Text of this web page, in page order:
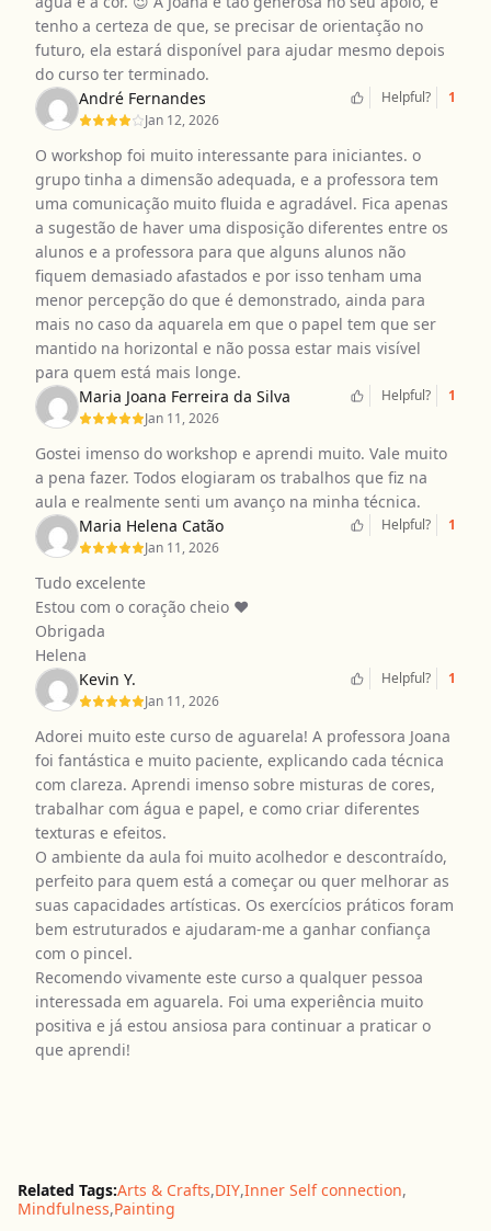
tenho a certeza de que, se precisar de orientação no
futuro, ela estará disponível para ajudar mesmo depois
do curso ter terminado.
André Fernandes
Jan 12, 2026
Helpful? 1
O workshop foi muito interessante para iniciantes. o
grupo tinha a dimensão adequada, e a professora tem
uma comunicação muito fluida e agradável. Fica apenas
a sugestão de haver uma disposição diferentes entre os
alunos e a professora para que alguns alunos não
fiquem demasiado afastados e por isso tenham uma
menor percepção do que é demonstrado, ainda para
mais no caso da aquarela em que o papel tem que ser
mantido na horizontal e não possa estar mais visível
para quem está mais longe.
Maria Joana Ferreira da Silva
Jan 11, 2026
Helpful? 1
Gostei imenso do workshop e aprendi muito. Vale muito
a pena fazer. Todos elogiaram os trabalhos que fiz na
aula e realmente senti um avanço na minha técnica.
Maria Helena Catão
Jan 11, 2026
Helpful? 1
Tudo excelente
Estou com o coração cheio ❤️
Obrigada
Helena
Kevin Y.
Jan 11, 2026
Helpful? 1
Adorei muito este curso de aguarela! A professora Joana
foi fantástica e muito paciente, explicando cada técnica
com clareza. Aprendi imenso sobre misturas de cores,
trabalhar com água e papel, e como criar diferentes
texturas e efeitos.
O ambiente da aula foi muito acolhedor e descontraído,
perfeito para quem está a começar ou quer melhorar as
suas capacidades artísticas. Os exercícios práticos foram
bem estruturados e ajudaram-me a ganhar confiança
com o pincel.
Recomendo vivamente este curso a qualquer pessoa
interessada em aguarela. Foi uma experiência muito
positiva e já estou ansiosa para continuar a praticar o
que aprendi!
Related Tags:Arts & Crafts,DIY,Inner Self connection,
Mindfulness,Painting